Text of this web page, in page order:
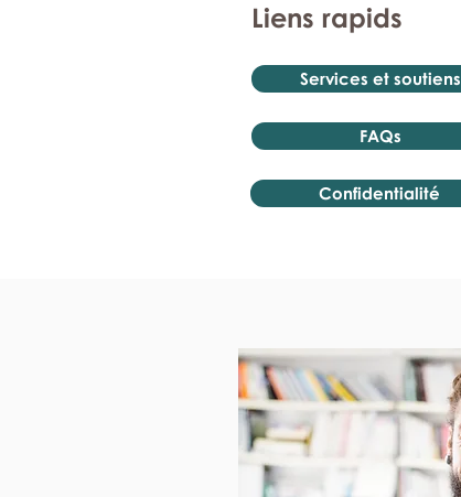
Liens rapids
Services et soutiens
FAQs
Confidentialité